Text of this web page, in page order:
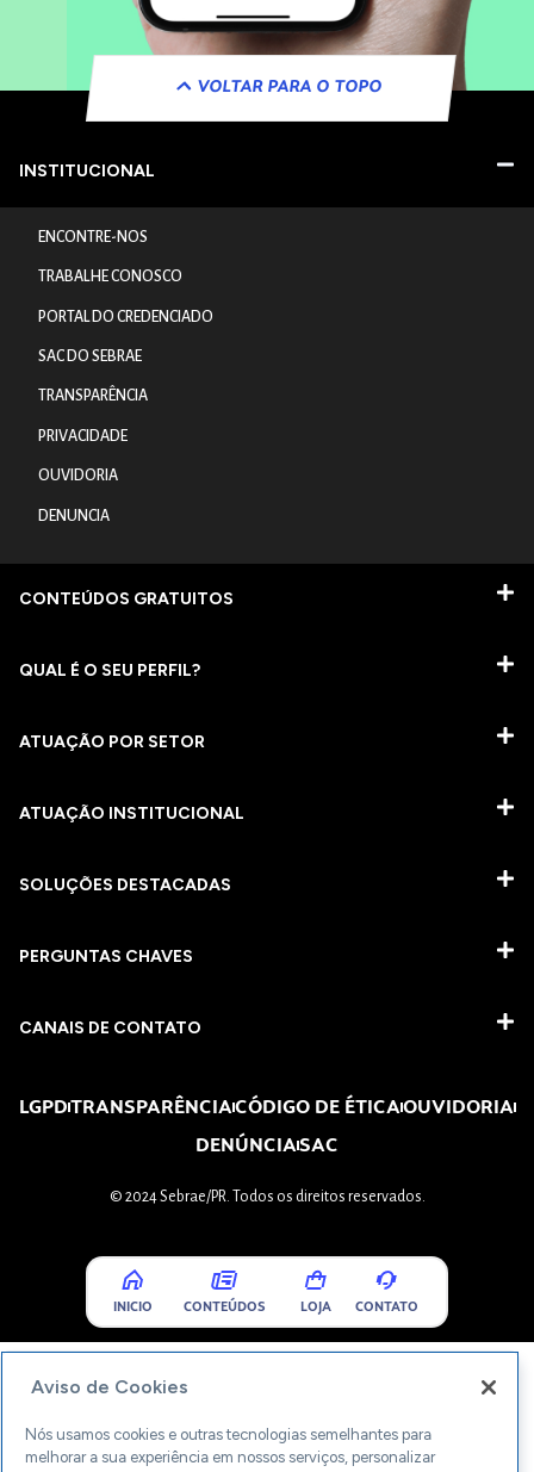
VOLTAR PARA O TOPO
INSTITUCIONAL
ENCONTRE-NOS
TRABALHE CONOSCO
PORTAL DO CREDENCIADO
SAC DO SEBRAE
TRANSPARÊNCIA
PRIVACIDADE
OUVIDORIA
DENUNCIA
CONTEÚDOS GRATUITOS
QUAL É O SEU PERFIL?
ATUAÇÃO POR SETOR
ATUAÇÃO INSTITUCIONAL
SOLUÇÕES DESTACADAS
PERGUNTAS CHAVES​
CANAIS DE CONTATO
LGPDTRANSPARÊNCIACÓDIGO DE ÉTICAOUVIDORIA
DENÚNCIASAC
© 2024 Sebrae/PR. Todos os direitos reservados.
INICIO CONTEÚDOS LOJA CONTATO
Aviso de Cookies
Nós usamos cookies e outras tecnologias semelhantes para
melhorar a sua experiência em nossos serviços, personalizar